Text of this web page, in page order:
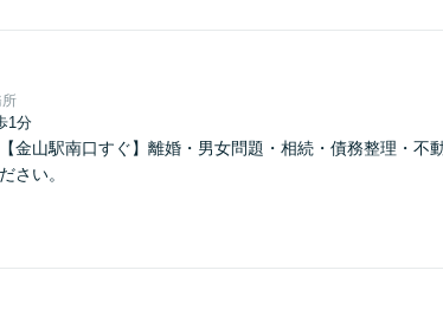
1分
金山駅南口すぐ】離婚・男女問題・相続・債務整理・不
さい。